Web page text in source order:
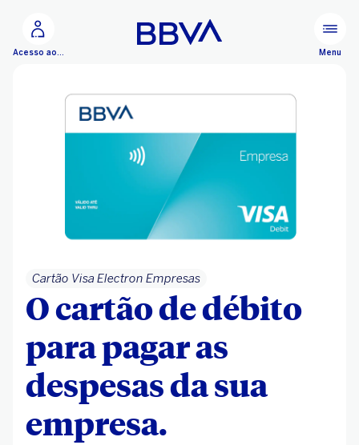
Configurar personalização
Acesso ao BBVA Net Cash Menu
Cartão Visa Electron Empresas
O cartão de débito
para pagar as
despesas da sua
empresa.